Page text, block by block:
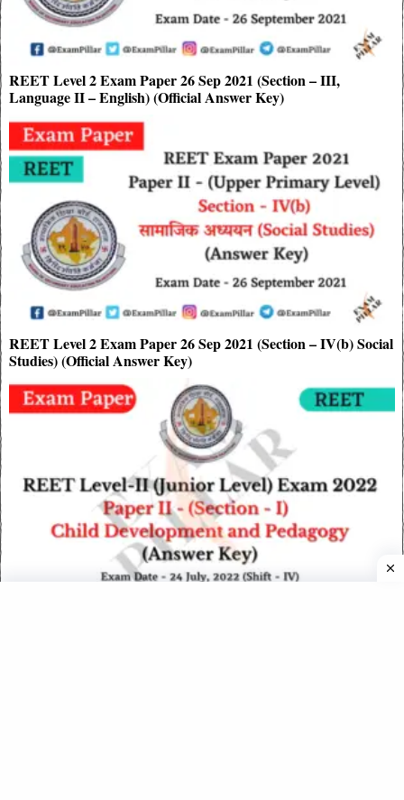
REET Level 2 Exam Paper 26 Sep 2021 (Section – III,
Language II – English) (Official Answer Key)
REET Level 2 Exam Paper 26 Sep 2021 (Section – IV(b) Social
Studies) (Official Answer Key)